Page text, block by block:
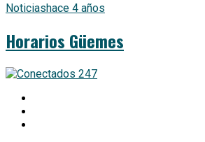
Noticiashace 4 años
Horarios Güemes